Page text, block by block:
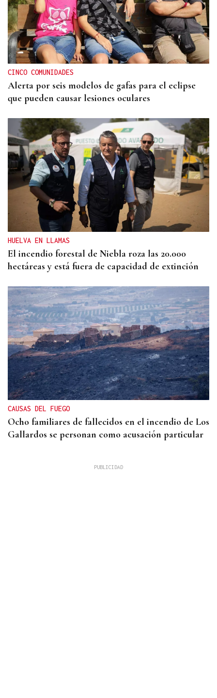
Una crisis migratoria y una crisis sanitaria
CINCO COMUNIDADES
Alerta por seis modelos de gafas para el eclipse
que pueden causar lesiones oculares
HUELVA EN LLAMAS
El incendio forestal de Niebla roza las 20.000
hectáreas y está fuera de capacidad de extinción
CAUSAS DEL FUEGO
Ocho familiares de fallecidos en el incendio de Los
Gallardos se personan como acusación particular